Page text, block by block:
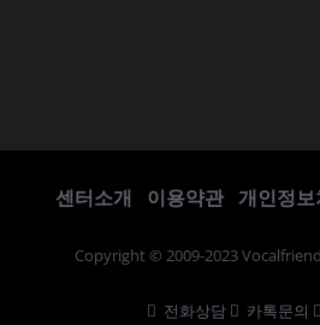
센터소개 이용약관 개인정보
Copyright © 2009-2023
전화상담 카톡문의